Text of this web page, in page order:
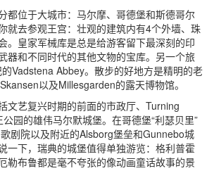
都位于大城市：马尔摩、哥德堡和斯德哥尔
就去参观王宫：壮观的建筑内有4个外墙、珠
。皇家军械库是总是给游客留下最深刻的印
器和不同时代的其他文物的宝库。另一个旅
Vadstena Abbey。散步的好地方是精明的老
以及Millesgarden的露天博物馆。
文艺复兴时期的前面的市政厅、Turning
园的雄伟马尔默城堡。在哥德堡“利瑟贝里”
剧院以及附近的Alsborg堡垒和Gunnebo城
一下，瑞典的城堡值得单独游览：格利普霍
勒布鲁都是毫不夸张的像动画童话故事的景